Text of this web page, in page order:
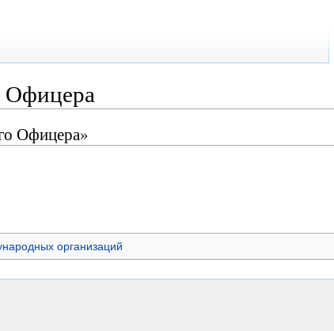
Офицера
Офицера»
организаций